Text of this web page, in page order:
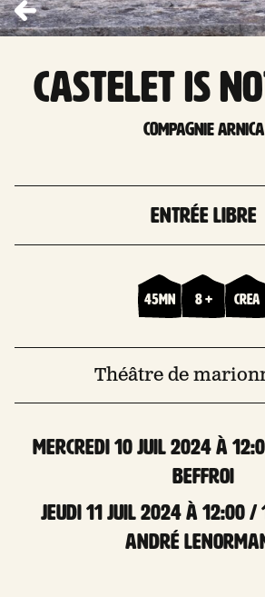
CASTELET IS
Compagnie Arnica
Entrée libre
45mn 8 + Crea
Théâtre de
mercredi 10 Juil 2024 à
Beffroi
jeudi 11 Juil 2024 à 12:00 /
André